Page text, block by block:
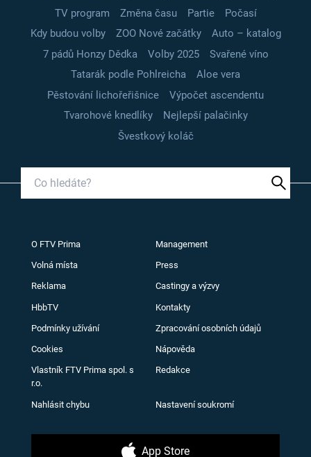
TV program
Změna času Partie
Počasí
Kdy budou volby
ZOO Nové začátky
Auto – katalog
7 pádů Honzy Dědka
Volby 2025
Svařené víno
Tatarák podle Pohlreicha
Aloe vera
Pěstování lichořeřišnice
Výpočet ascendentu
Tvarohové knedlíky
Nejlepší palačinky
Švestkový koláč
O FTV Prima Management
Volná místa Press
Reklama Castingy a výzvy
HbbTV Kontakty
Podmínky užívání Zpracování osobních údajů
Cookies Nápověda
Vlastník FTV Prima spol. s
r.o.
Redakce
Nahlásit chybu Nastavení soukromí
App Store